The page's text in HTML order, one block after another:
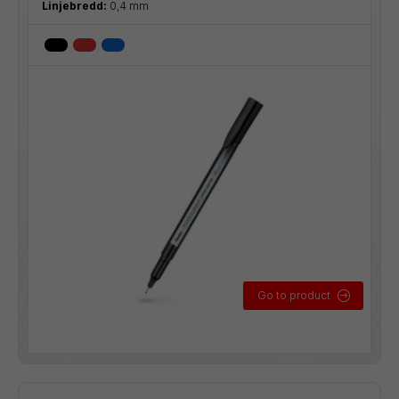
Linjebredd: 0,4 mm
Go to product